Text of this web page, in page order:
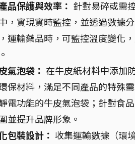
品保護與效率： 針對易碎或需
，實現實時監控，並透過數據
運輸藥品時，可監控溫度變化
氣泡袋： 在牛皮紙材料中添加
保材料，滿足不同產品的特殊
電功能的牛皮氣泡袋；針對食
並提升品牌形象。
包裝設計： 收集運輸數據（環